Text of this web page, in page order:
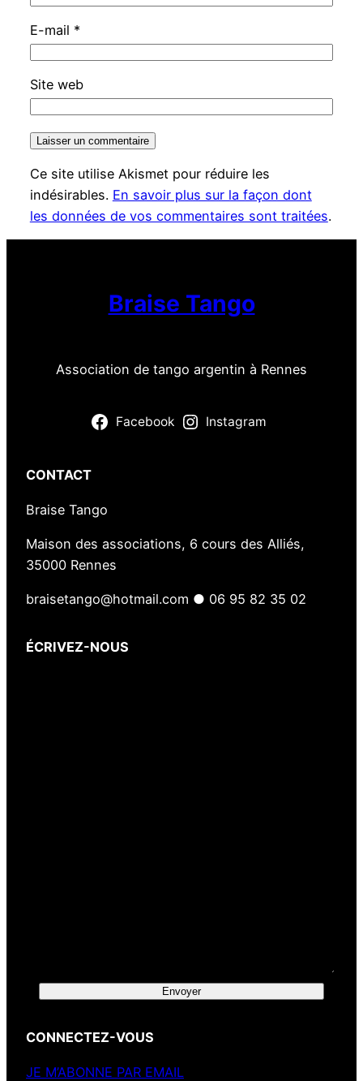
E-mail *
Site web
Ce site utilise Akismet pour réduire les
indésirables. En savoir plus sur la façon dont
les données de vos commentaires sont traitées.
Braise Tango
Association de tango argentin à Rennes
Facebook Instagram
CONTACT
Braise Tango
Maison des associations, 6 cours des Alliés,
35000 Rennes
braisetango@hotmail.com ● 06 95 82 35 02
ÉCRIVEZ-NOUS
Envoyer
CONNECTEZ-VOUS
JE M’ABONNE PAR EMAIL